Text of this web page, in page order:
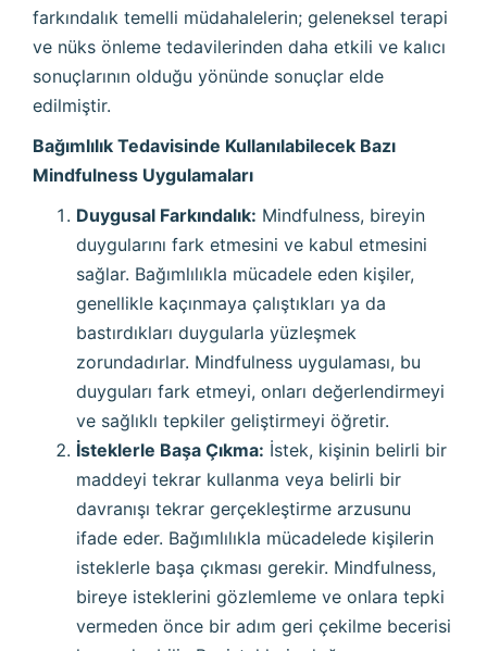
farkındalık temelli müdahalelerin; geleneksel terapi
ve nüks önleme tedavilerinden daha etkili ve kalıcı
sonuçlarının olduğu yönünde sonuçlar elde
edilmiştir.
Bağımlılık Tedavisinde Kullanılabilecek Bazı
Mindfulness Uygulamaları
Duygusal Farkındalık: Mindfulness, bireyin
duygularını fark etmesini ve kabul etmesini
sağlar. Bağımlılıkla mücadele eden kişiler,
genellikle kaçınmaya çalıştıkları ya da
bastırdıkları duygularla yüzleşmek
zorundadırlar. Mindfulness uygulaması, bu
duyguları fark etmeyi, onları değerlendirmeyi
ve sağlıklı tepkiler geliştirmeyi öğretir.
İsteklerle Başa Çıkma: İstek, kişinin belirli bir
maddeyi tekrar kullanma veya belirli bir
davranışı tekrar gerçekleştirme arzusunu
ifade eder. Bağımlılıkla mücadelede kişilerin
isteklerle başa çıkması gerekir. Mindfulness,
bireye isteklerini gözlemleme ve onlara tepki
vermeden önce bir adım geri çekilme becerisi